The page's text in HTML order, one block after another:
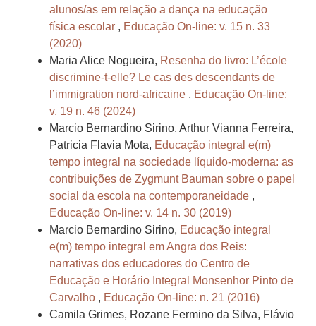
alunos/as em relação a dança na educação
física escolar , Educação On-line: v. 15 n. 33
(2020)
Maria Alice Nogueira, Resenha do livro: L’école
discrimine-t-elle? Le cas des descendants de
l’immigration nord-africaine , Educação On-line:
v. 19 n. 46 (2024)
Marcio Bernardino Sirino, Arthur Vianna Ferreira,
Patricia Flavia Mota, Educação integral e(m)
tempo integral na sociedade líquido-moderna: as
contribuições de Zygmunt Bauman sobre o papel
social da escola na contemporaneidade ,
Educação On-line: v. 14 n. 30 (2019)
Marcio Bernardino Sirino, Educação integral
e(m) tempo integral em Angra dos Reis:
narrativas dos educadores do Centro de
Educação e Horário Integral Monsenhor Pinto de
Carvalho , Educação On-line: n. 21 (2016)
Camila Grimes, Rozane Fermino da Silva, Flávio